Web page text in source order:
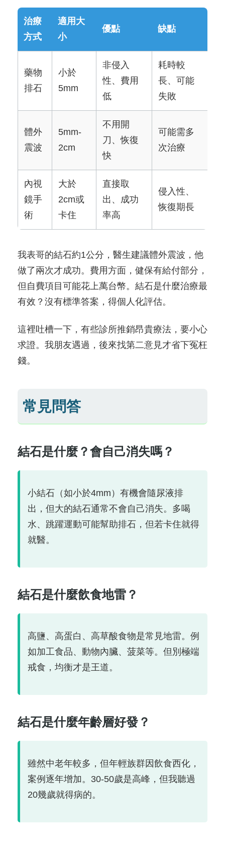
治療
方式
適用大
小
優點 缺點
藥物
排石
小於
5mm
非侵入
性、費用
低
耗時較
長、可能
失敗
體外
震波
5mm-
2cm
不用開
刀、恢復
快
可能需多
次治療
內視
鏡手
術
大於
2cm或
卡住
直接取
出、成功
率高
侵入性、
恢復期長
我表哥的結石約1公分，醫生建議體外震波，他
做了兩次才成功。費用方面，健保有給付部分，
但自費項目可能花上萬台幣。結石是什麼治療最
有效？沒有標準答案，得個人化評估。
這裡吐槽一下，有些診所推銷昂貴療法，要小心
求證。我朋友遇過，後來找第二意見才省下冤枉
錢。
常見問答
結石是什麼？會自己消失嗎？
小結石（如小於4mm）有機會隨尿液排
出，但大的結石通常不會自己消失。多喝
水、跳躍運動可能幫助排石，但若卡住就得
就醫。
結石是什麼飲食地雷？
高鹽、高蛋白、高草酸食物是常見地雷。例
如加工食品、動物內臟、菠菜等。但別極端
戒食，均衡才是王道。
結石是什麼年齡層好發？
雖然中老年較多，但年輕族群因飲食西化，
案例逐年增加。30-50歲是高峰，但我聽過
20幾歲就得病的。